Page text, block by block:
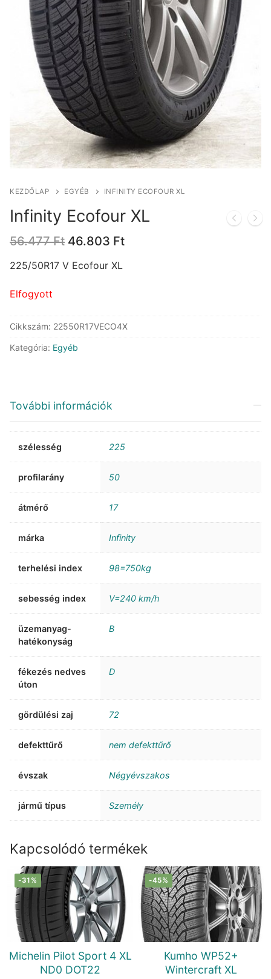
KEZDŐLAP EGYÉB INFINITY ECOFOUR XL
Infinity Ecofour XL
56.477Ft Original
was:
46.803 FtCurrent
225/50R17 V Ecofour XL
Elfogyott
Cikkszám: 22550R17VECO4X
Kategória: Egyéb
További információk
szélesség 225
profilarány 50
átmérő 17
márka Infinity
terhelési index 98=750kg
sebesség index V=240 km/h
üzemanyag-
hatékonyság
B
fékezés nedves
úton
D
gördülési zaj 72
defekttűrő nem defekttűrő
évszak Négyévszakos
jármű típus Személy
Kapcsolódó termékek
-31%
Michelin Pilot Sport 4 XL
ND0 DOT22
-45%
Kumho WP52+
Wintercraft XL